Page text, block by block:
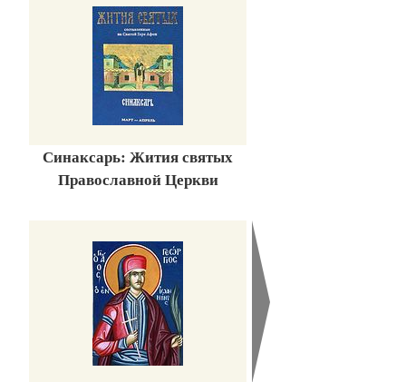
Синаксарь: Жития святых
Православной Церкви